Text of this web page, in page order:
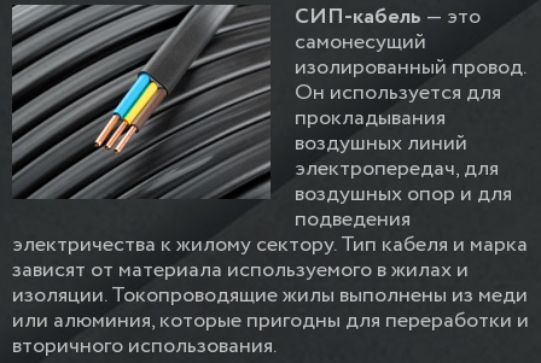
СИП-кабель — это
самонесущий
изолированный провод.
Он используется для
прокладывания
воздушных линий
электропередач, для
воздушных опор и для
подведения
электричества к жилому сектору. Тип кабеля и марка
зависят от материала используемого в жилах и
изоляции. Токопроводящие жилы выполнены из меди
или алюминия, которые пригодны для переработки и
вторичного использования.